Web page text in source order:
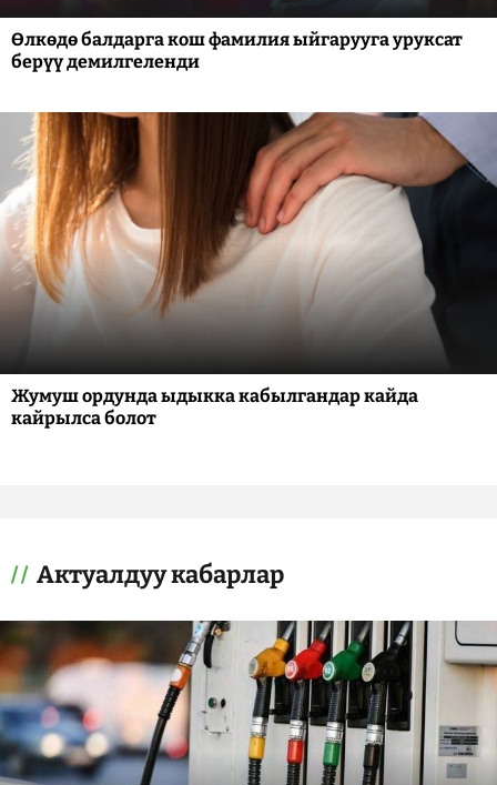
Өлкөдө балдарга кош фамилия ыйгарууга уруксат
берүү демилгеленди
Жумуш ордунда ыдыкка кабылгандар кайда
кайрылса болот
Актуалдуу кабарлар